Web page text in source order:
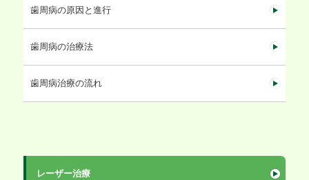
歯周病の原因と進行
歯周病の治療法
歯周病治療の流れ
レーザー治療